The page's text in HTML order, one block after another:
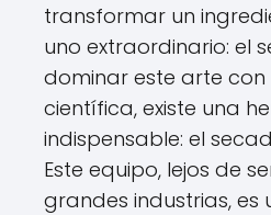
transformar un
uno extraordinario: el
dominar este arte con
científica, existe una
indispensable: el
Este equipo, lejos de
grandes industrias, es